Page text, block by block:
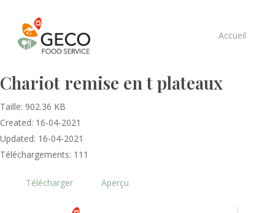
Accueil
Chariot remise en t plateaux
Taille: 902.36 KB
Created: 16-04-2021
Updated: 16-04-2021
Téléchargements: 111
Télécharger Aperçu